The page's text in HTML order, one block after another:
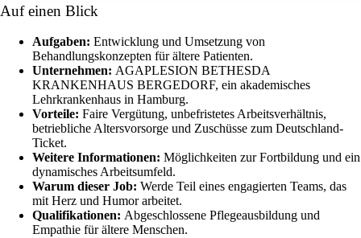
Auf einen Blick
Aufgaben: Entwicklung und Umsetzung von
Behandlungskonzepten für ältere Patienten.
Unternehmen: AGAPLESION BETHESDA
KRANKENHAUS BERGEDORF, ein akademisches
Lehrkrankenhaus in Hamburg.
Vorteile: Faire Vergütung, unbefristetes Arbeitsverhältnis,
betriebliche Altersvorsorge und Zuschüsse zum Deutschland-
Ticket.
Weitere Informationen: Möglichkeiten zur Fortbildung und ein
dynamisches Arbeitsumfeld.
Warum dieser Job: Werde Teil eines engagierten Teams, das
mit Herz und Humor arbeitet.
Qualifikationen: Abgeschlossene Pflegeausbildung und
Empathie für ältere Menschen.